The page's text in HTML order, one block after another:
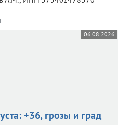
06.08.2026
+36, грозы и град